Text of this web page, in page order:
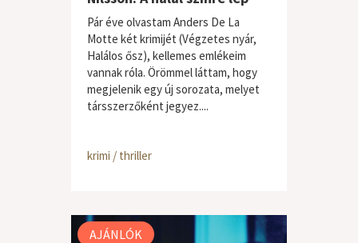
Pár éve olvastam Anders De La
Motte két krimijét (Végzetes nyár,
Halálos ősz), kellemes emlékeim
vannak róla. Örömmel láttam, hogy
megjelenik egy új sorozata, melyet
társszerzőként jegyez....
krimi / thriller
AJÁNLÓK